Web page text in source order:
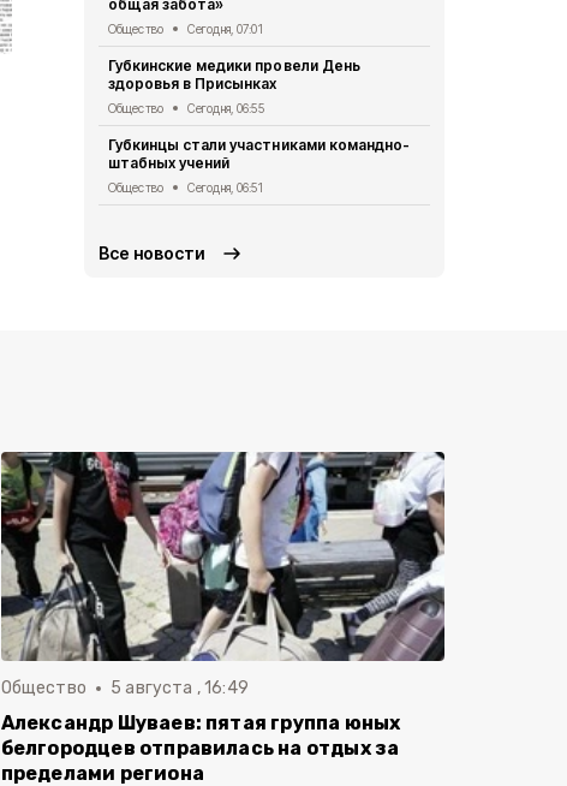
общая забота»
Общество Сегодня, 07:01
Губкинские медики провели День
здоровья в Присынках
Общество Сегодня, 06:55
Губкинцы стали участниками командно-
штабных учений
Общество Сегодня, 06:51
Все новости
Общество 5 августа , 16:49
Александр Шуваев: пятая группа юных
белгородцев отправилась на отдых за
пределами региона